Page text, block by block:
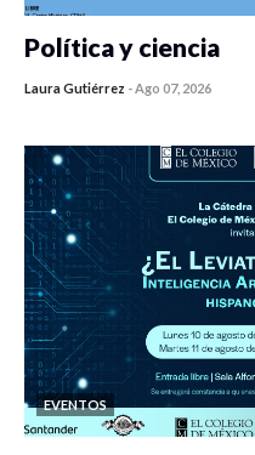
Política y ciencia
Laura Gutiérrez -Ago 07, 2026
EVENTOS